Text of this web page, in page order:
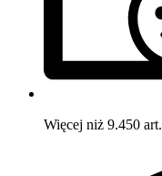
Więcej niż 9.450 art.